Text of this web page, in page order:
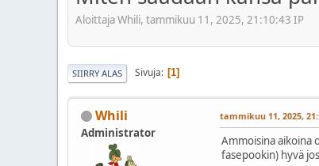
Aloittaja Whili, tammikuu 11, 2025, 21:10:43 IP
SIIRRY ALAS Sivuja 1
Whili
Administrator
tammikuu 11, 2025,
Ammoisina aikoina
fasepookin) hyvä